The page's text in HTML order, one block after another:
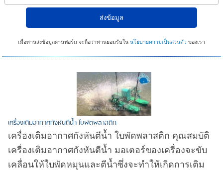
เมื่อท่านส่งข้อมูลผ่านฟอร์ม จะถือว่าท่านยอมรับในนโยบายความเป็นส่วนตัว ของเรา
เครื่องเติมอากาศกังหันตีน้ำ ใบพัดพลาสติก
เครื่องเติมอากาศกังหันตีน้ำ ใบพัดพลาสติก คุณสมบัติ
เครื่องเติมอากาศกังหันตีน้ำ มอเตอร์ของเครื่องจะขับ
เคลื่อนให้ใบพัดหมุนและตีน้ำซึ่งจะทำให้เกิดการเติม